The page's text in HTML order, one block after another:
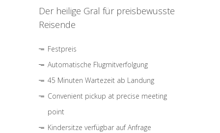
Der heilige Gral für preisbewusste
Reisende
Festpreis
Automatische Flugmitverfolgung
45 Minuten Wartezeit ab Landung
Convenient pickup at precise meeting
point
Kindersitze verfügbar auf Anfrage